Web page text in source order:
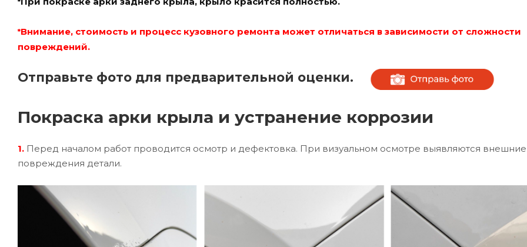
*Внимание, стоимость и процесс кузовного ремонта может отличаться в зависимости от сложности
повреждений.
Отправьте фото для предварительной оценки.
Покраска арки крыла и устранение коррозии
1. Перед началом работ проводится осмотр и дефектовка. При визуальном осмотре выявляются внешние
повреждения детали.